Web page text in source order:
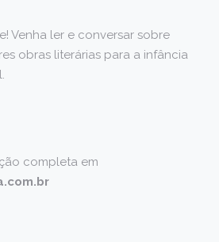
Venha ler e conversar sobre
obras literárias para a infância
completa em